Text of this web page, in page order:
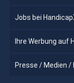
Jobs bei
Ihre Werbung auf
Presse / Medien /